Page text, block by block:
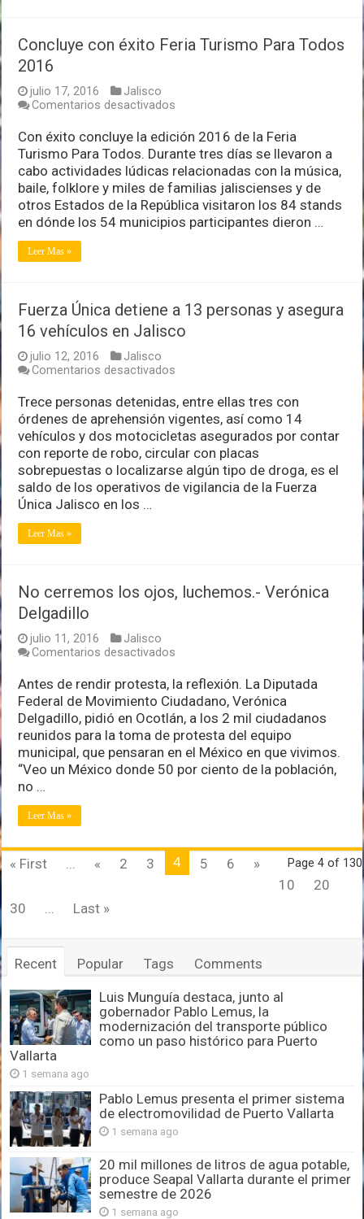
Concluye con éxito Feria Turismo Para Todos
2016
julio 17, 2016
Jalisco
Comentarios desactivados
con
éxito
Feria
Turismo
Para
Todos
Con éxito concluye la edición 2016 de la Feria
Turismo Para Todos. Durante tres días se llevaron a
cabo actividades lúdicas relacionadas con la música,
baile, folklore y miles de familias jaliscienses y de
otros Estados de la República visitaron los 84 stands
en dónde los 54 municipios participantes dieron …
Leer Mas »
Fuerza Única detiene a 13 personas y asegura
16 vehículos en Jalisco
julio 12, 2016
Jalisco
Comentarios desactivados
Única
detiene
a
13
personas
y
asegura
16
Trece personas detenidas, entre ellas tres con
órdenes de aprehensión vigentes, así como 14
vehículos y dos motocicletas asegurados por contar
con reporte de robo, circular con placas
sobrepuestas o localizarse algún tipo de droga, es el
saldo de los operativos de vigilancia de la Fuerza
Única Jalisco en los …
Leer Mas »
No cerremos los ojos, luchemos.- Verónica
Delgadillo
julio 11, 2016
Jalisco
Comentarios desactivados
cerremos
los
ojos,
luchemos.-
Verónica
Delgadillo
Antes de rendir protesta, la reflexión. La Diputada
Federal de Movimiento Ciudadano, Verónica
Delgadillo, pidió en Ocotlán, a los 2 mil ciudadanos
reunidos para la toma de protesta del equipo
municipal, que pensaran en el México en que vivimos.
“Veo un México donde 50 por ciento de la población,
no …
Leer Mas »
Page 4 of 130
« First « 2 3 4 5 6
»
10
20
30
Last »
Recent Popular Tags Comments
Luis Munguía destaca, junto al
gobernador Pablo Lemus, la
modernización del transporte público
como un paso histórico para Puerto
Vallarta
1 semana ago
Pablo Lemus presenta el primer sistema
de electromovilidad de Puerto Vallarta
1 semana ago
20 mil millones de litros de agua potable,
produce Seapal Vallarta durante el primer
semestre de 2026
1 semana ago